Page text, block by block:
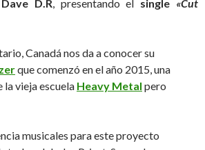
Dave D.R , presentando el single «Cut
Canadá nos da a conocer su
que comenzó en el año 2015, una
la vieja escuela Heavy Metal pero
musicales para este proyecto